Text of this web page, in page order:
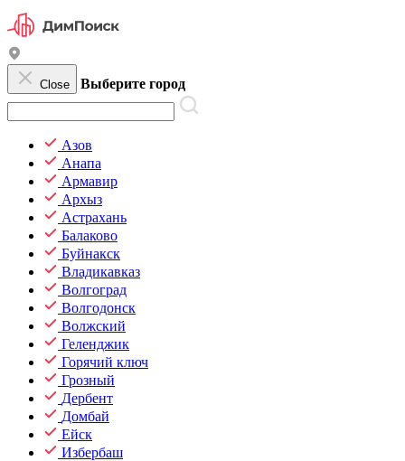
Close Выберите город
Азов
Анапа
Армавир
Архыз
Астрахань
Балаково
Буйнакск
Владикавказ
Волгоград
Волгодонск
Волжский
Геленджик
Горячий ключ
Грозный
Дербент
Домбай
Ейск
Избербаш